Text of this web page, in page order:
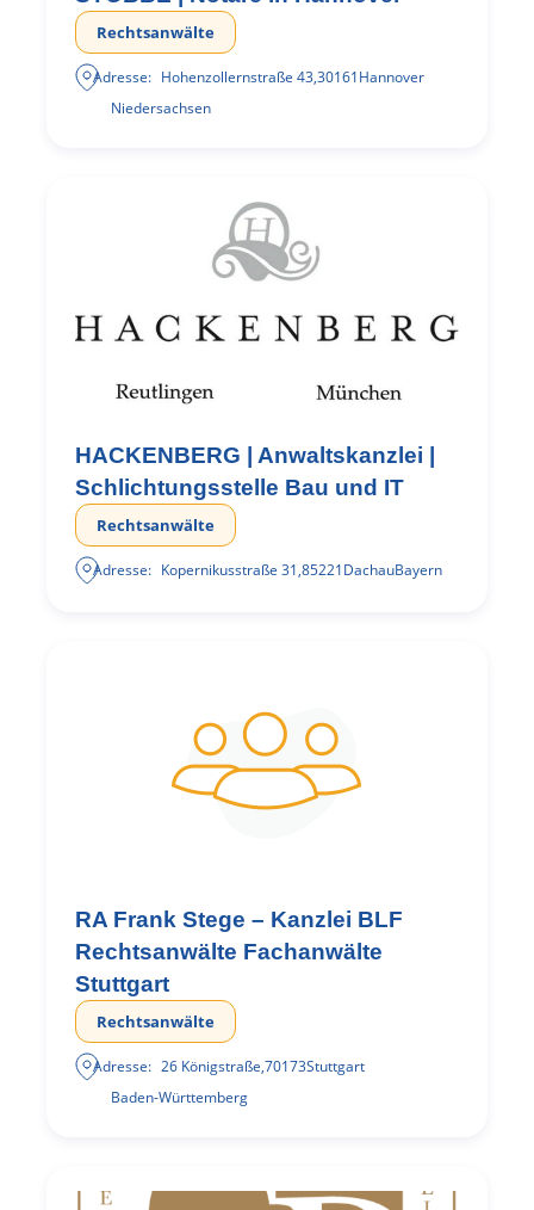
Rechtsanwälte
Adresse: Hohenzollernstraße 43,30161Hannover
Niedersachsen
HACKENBERG | Anwaltskanzlei |
Schlichtungsstelle Bau und IT
Rechtsanwälte
Adresse: Kopernikusstraße 31,85221DachauBayern
RA Frank Stege – Kanzlei BLF
Rechtsanwälte Fachanwälte
Stuttgart
Rechtsanwälte
Adresse: 26 Königstraße,70173Stuttgart
Baden-Württemberg